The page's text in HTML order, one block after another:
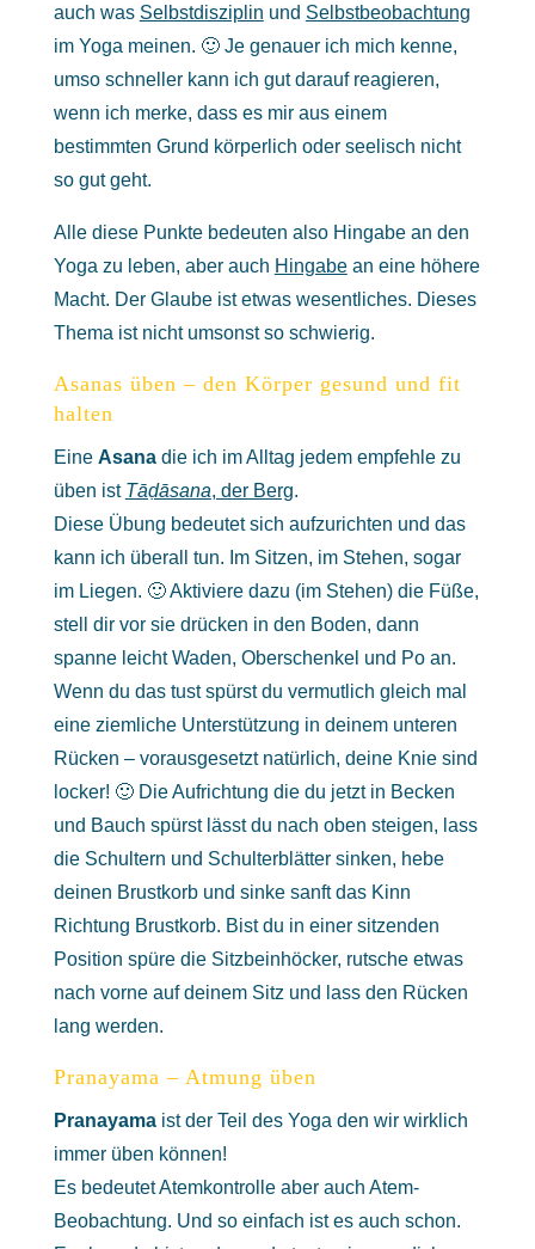
auch was Selbstdisziplin und Selbstbeobachtung
im Yoga meinen. 🙂 Je genauer ich mich kenne,
umso schneller kann ich gut darauf reagieren,
wenn ich merke, dass es mir aus einem
bestimmten Grund körperlich oder seelisch nicht
so gut geht.
Alle diese Punkte bedeuten also Hingabe an den
Yoga zu leben, aber auch Hingabean eine höhere
Macht. Der Glaube ist etwas wesentliches. Dieses
Thema ist nicht umsonst so schwierig.
Asanas üben – den Körper gesund und fit
halten
Eine Asana die ich im Alltag jedem empfehle zu
üben ist Tāḍāsana, der Berg.
Diese Übung bedeutet sich aufzurichten und das
kann ich überall tun. Im Sitzen, im Stehen, sogar
im Liegen. 🙂 Aktiviere dazu (im Stehen) die Füße,
stell dir vor sie drücken in den Boden, dann
spanne leicht Waden, Oberschenkel und Po an.
Wenn du das tust spürst du vermutlich gleich mal
eine ziemliche Unterstützung in deinem unteren
Rücken – vorausgesetzt natürlich, deine Knie sind
locker! 🙂 Die Aufrichtung die du jetzt in Becken
und Bauch spürst lässt du nach oben steigen, lass
die Schultern und Schulterblätter sinken, hebe
deinen Brustkorb und sinke sanft das Kinn
Richtung Brustkorb. Bist du in einer sitzenden
Position spüre die Sitzbeinhöcker, rutsche etwas
nach vorne auf deinem Sitz und lass den Rücken
lang werden.
Pranayama – Atmung üben
Pranayamaist der Teil des Yoga den wir wirklich
immer üben können!
Es bedeutet Atemkontrolle aber auch Atem-
Beobachtung. Und so einfach ist es auch schon.